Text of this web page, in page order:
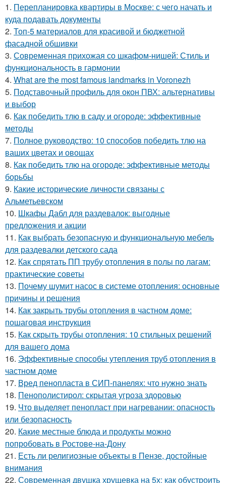
1. Перепланировка квартиры в Москве: с чего начать и
куда подавать документы
2. Топ-5 материалов для красивой и бюджетной
фасадной обшивки
3. Современная прихожая со шкафом-нишей: Стиль и
функциональность в гармонии
4. What are the most famous landmarks in Voronezh
5. Подставочный профиль для окон ПВХ: альтернативы
и выбор
6. Как победить тлю в саду и огороде: эффективные
методы
7. Полное руководство: 10 способов победить тлю на
ваших цветах и овощах
8. Как победить тлю на огороде: эффективные методы
борьбы
9. Какие исторические личности связаны с
Альметьевском
10. Шкафы Дабл для раздевалок: выгодные
предложения и акции
11. Как выбрать безопасную и функциональную мебель
для раздевалки детского сада
12. Как спрятать ПП трубу отопления в полы по лагам:
практические советы
13. Почему шумит насос в системе отопления: основные
причины и решения
14. Как закрыть трубы отопления в частном доме:
пошаговая инструкция
15. Как скрыть трубы отопления: 10 стильных решений
для вашего дома
16. Эффективные способы утепления труб отопления в
частном доме
17. Вред пенопласта в СИП-панелях: что нужно знать
18. Пенополистирол: скрытая угроза здоровью
19. Что выделяет пенопласт при нагревании: опасность
или безопасность
20. Какие местные блюда и продукты можно
попробовать в Ростове-на-Дону
21. Есть ли религиозные объекты в Пензе, достойные
внимания
22. Современная двушка хрущевка на 5х: как обустроить